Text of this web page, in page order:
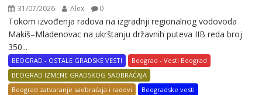
31/07/2026 Alex 0
Tokom izvođenja radova na izgradnji regionalnog vodovoda
Makiš–Mladenovac na ukrštanju državnih puteva IIB reda broj
350...
BEOGRAD - OSTALE GRADSKE VESTI
Beograd - Vesti Beograd
BEOGRAD IZMENE GRADSKOG SAOBRAĆAJA
Beograd zatvaranje saobraćaja i radovi
Beogradske vesti